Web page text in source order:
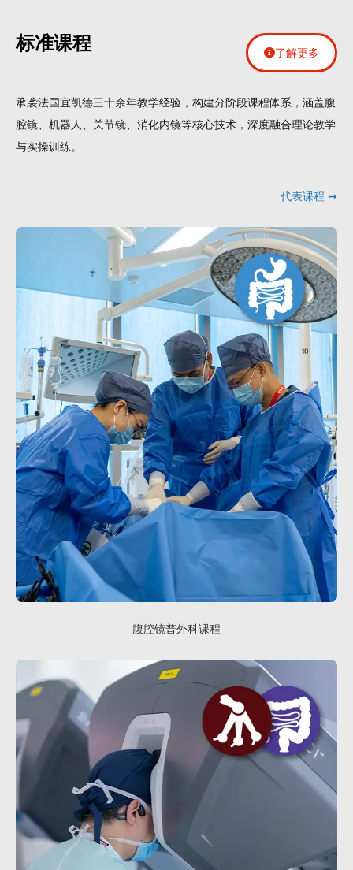
标准课程 了解更多
承袭法国宜凯德三十余年教学经验，构建分阶段课程体系，涵盖腹
腔镜、机器人、关节镜、消化内镜等核心技术，深度融合理论教学
与实操训练。
代表课程 ➞
腹腔镜普外科课程